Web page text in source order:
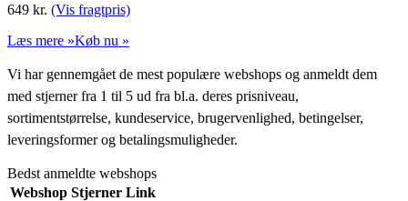
649 kr. (Vis fragtpris)
Læs mere »Køb nu »
Vi har gennemgået de mest populære webshops og anmeldt dem
med stjerner fra 1 til 5 ud fra bl.a. deres prisniveau,
sortimentstørrelse, kundeservice, brugervenlighed, betingelser,
leveringsformer og betalingsmuligheder.
Bedst anmeldte webshops
Webshop Stjerner Link